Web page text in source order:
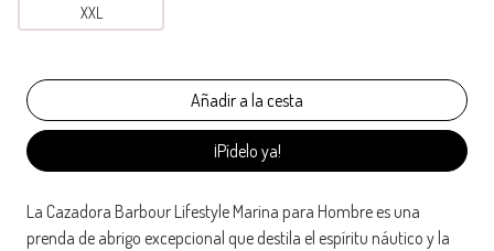
XXL
¡Pídelo ya!
La Cazadora Barbour Lifestyle Marina para Hombre es una
prenda de abrigo excepcional que destila el espíritu náutico y la